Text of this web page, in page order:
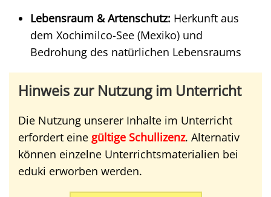
Lebensraum & Artenschutz: Herkunft aus
dem Xochimilco-See (Mexiko) und
Bedrohung des natürlichen Lebensraums
Hinweis zur Nutzung im Unterricht
Die Nutzung unserer Inhalte im Unterricht
erfordert eine gültige Schullizenz. Alternativ
können einzelne Unterrichtsmaterialien bei
eduki erworben werden.